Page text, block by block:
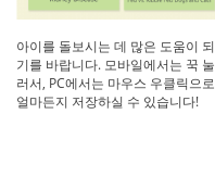
아이를 돌보시는 데 많은 도움이 되
기를 바랍니다. 모바일에서는 꾹 눌
러서, PC에서는 마우스 우클릭으로
얼마든지 저장하실 수 있습니다!